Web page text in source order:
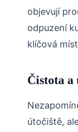
objevují
odpuzení
klíčová​
Čistota a
útočiště,​